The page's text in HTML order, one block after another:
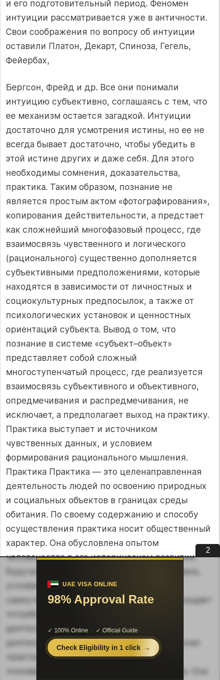
и его подготовительный период. Феномен
интуиции рассматривается уже в античности.
Свои соображения по вопросу об интуиции
оставили Платон, Декарт, Спиноза, Гегель,
Фейербах,
Бергсон, Фрейд и др. Все они понимали
интуицию субъективно, соглашаясь с тем, что
ее механизм остается загадкой. Интуиции
достаточно для усмотрения истины, но ее не
всегда бывает достаточно, чтобы убедить в
этой истине других и даже себя. Для этого
необходимы сомнения, доказательства,
практика. Таким образом, познание не
является простым актом «фотографирования»,
копирования действительности, а предстает
как сложнейший многофазовый процесс, где
взаимосвязь чувственного и логического
(рационального) существенно дополняется
субъективными предположениями, которые
находятся в зависимости от личностных и
социокультурных предпосылок, а также от
психологических установок и ценностных
ориентаций субъекта. Вывод о том, что
познание в системе «субъект–объект»
представляет собой сложный
многоступенчатый процесс, где реализуется
взаимосвязь субъективного и объективного,
опредмечивания и распредмечивания, не
исключает, а предполагает выход на практику.
Практика выступает и источником
чувственных данных, и условием
формирования рационального мышления.
Практика Практика — это целенаправленная
деятельность людей по освоению природных
и социальных объектов в границах среды
обитания. По своему содержанию и способу
осуществления практика носит общественный
характер. Она обусловлена опытом
человечества в его историческом развитии.
Будучи основным способом бытия человека,
условием его самореализации и
самоутверждения в мире, практика воплощает
потребности, цель, мотив, проект
деятельности человека, а также акт
деятельности и ее результат. Общественная
практика находится в единстве с
познавательной деятельностью человека. Она
1